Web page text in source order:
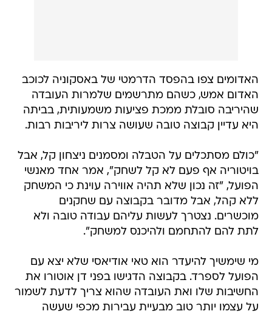
האדומים צפו בהפסד הדרמטי של באסקוניה לכוכב
האדום אמש, כשהם מתרשמים שלמרות העובדה
שהיריבה סובלת ממכת פציעות משמעותית, בביתה
היא עדיין קבוצה טובה שעושה צרות ליריבות רבות.
"כולם מסתכלים על הטבלה ומסמנים ניצחון קל, אבל
בויטוריה אף פעם לא קל לשחק", אמר אחד מאנשי
הפועל, "זה נכון שלא תהיה אווירה עוינת כי המשחק
ללא קהל, אבל מדובר בקבוצה עם שחקנים
מוכשרים. נצטרך לעשות עליהם עבודה טובה ולא
לתת להם להתחמם ולהיכנס למשחק".
מי שימשיך להיעדר הוא טאי אודיאסי שלא יצא עם
הפועל לספרד. בקבוצה הדגישו בפני דן אוטורו את
החשיבות שלו ואת העובדה שהוא צריך לדעת לשמור
על עצמו יותר טוב מבעיית עבירות מכפי שעשה